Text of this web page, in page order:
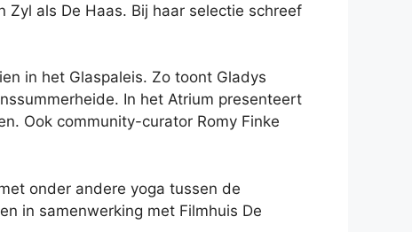
als De Haas. Bij haar selectie schreef
in het Glaspaleis. Zo toont Gladys
In het Atrium presenteert
Ook community-curator Romy Finke
onder andere yoga tussen de
in samenwerking met Filmhuis De